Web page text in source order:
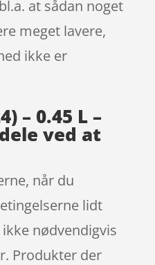
at sådan noget
meget lavere,
ikke er
– 0.45 L –
ved at
når du
lidt
nødvendigvis
Produkter der